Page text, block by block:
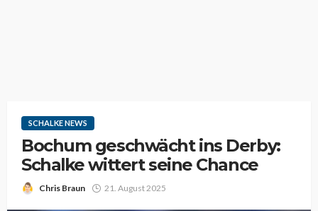
SCHALKE NEWS
Bochum geschwächt ins Derby:
Schalke wittert seine Chance
Chris Braun 21. August 2025